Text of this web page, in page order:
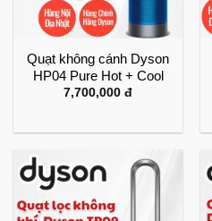
Quạt không cánh Dyson
HP04 Pure Hot + Cool
7,700,000 đ